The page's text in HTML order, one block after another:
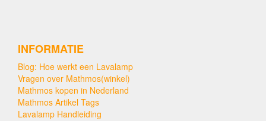
INFORMATIE
Blog: Hoe werkt een Lavalamp
Vragen over Mathmos(winkel)
Mathmos kopen in Nederland
Mathmos Artikel Tags
Lavalamp Handleiding